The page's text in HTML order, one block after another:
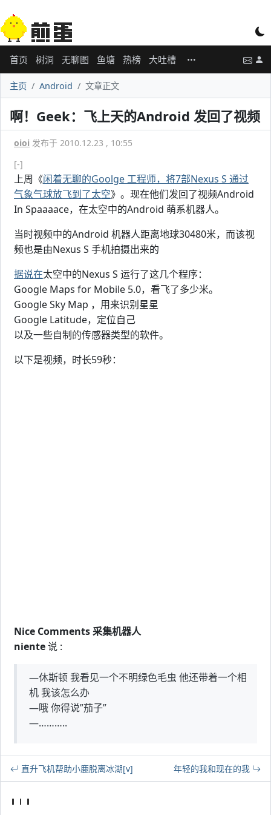
首页 树洞 无聊图 鱼塘 热榜 大吐槽
主页 Android 文章正文
啊！Geek：飞上天的Android 发回了视频
oioi 发布于 2010.12.23 , 10:55
[-]
上周《闲着无聊的Goolge 工程师，将7部Nexus S 通过
气象气球放飞到了太空》。现在他们发回了视频Android
In Spaaaace，在太空中的Android 萌系机器人。
当时视频中的Android 机器人距离地球30480米，而该视
频也是由Nexus S 手机拍摄出来的
据说在太空中的Nexus S 运行了这几个程序：
Google Maps for Mobile 5.0，看飞了多少米。
Google Sky Map ，用来识别星星
Google Latitude，定位自己
以及一些自制的传感器类型的软件。
以下是视频，时长59秒：
Nice Comments 采集机器人
niente说 :
—休斯顿 我看见一个不明绿色毛虫 他还带着一个相
机 我该怎么办
—哦 你得说”茄子”
—………..
直升飞机帮助小鹿脱离冰湖[v] 年轻的我和现在的我